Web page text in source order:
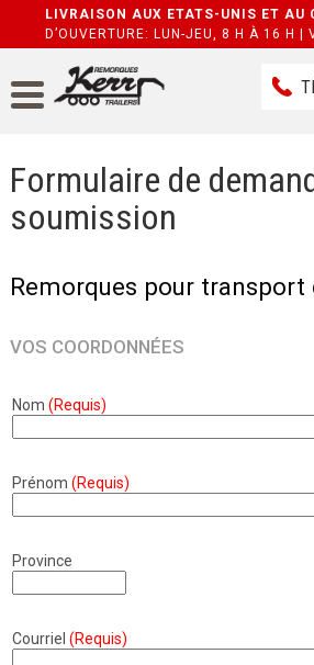
LIVRAISON AUX ETATS-UNIS ET AU
D’OUVERTURE: LUN-JEU, 8 H À 16 H |
Formulaire de
soumission
Remorques pour transport
VOS COORDONNÉES
Nom (Requis)
Prénom (Requis)
Province
Courriel (Requis)